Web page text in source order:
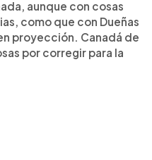
aunque con cosas
como que con Dueñas
proyección. Canadá de
por corregir para la